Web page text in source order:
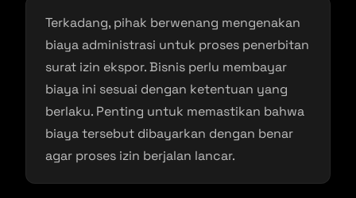
Terkadang, pihak berwenang mengenakan
biaya administrasi untuk proses penerbitan
surat izin ekspor. Bisnis perlu membayar
biaya ini sesuai dengan ketentuan yang
berlaku. Penting untuk memastikan bahwa
biaya tersebut dibayarkan dengan benar
agar proses izin berjalan lancar.